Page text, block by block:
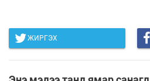
ЖИРГЭХ